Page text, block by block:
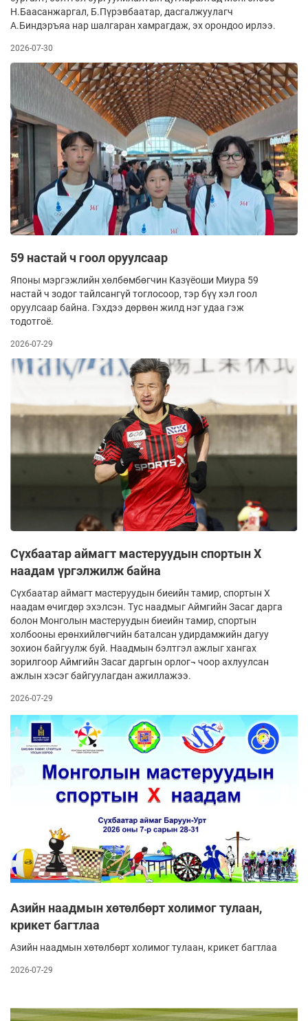
Н.Баасанжаргал, Б.Пүрэвбаатар, дасгалжуулагч
А.Биндэръяа нар шалгаран хамрагдаж, эх орондоо ирлээ.
2026-07-30
59 настай ч гоол оруулсаар
Японы мэргэжлийн хөлбөмбөгчин Казүёоши Миура 59
настай ч зодог тайлсангүй тоглосоор, тэр бүү хэл гоол
оруулсаар байна. Гэхдээ дөрвөн жилд нэг удаа гэж
тодотгоё.
2026-07-29
Сүхбаатар аймагт мастеруудын спортын X
наадам үргэлжилж байна
Сүхбаатар аймагт мастеруудын биеийн тамир, спортын X
наадам өчигдөр эхэлсэн. Тус наадмыг Аймгийн Засаг дарга
болон Монголын мастеруудын биеийн тамир, спортын
холбооны ерөнхийлөгчийн баталсан удирдамжийн дагуу
зохион байгуулж буй. Наадмын бэлтгэл ажлыг хангах
зорилгоор Аймгийн Засаг даргын орлог¬ чоор ахлуулсан
ажлын хэсэг байгуулагдан ажиллажээ.
2026-07-29
Азийн наадмын хөтөлбөрт холимог тулаан,
крикет багтлаа
Азийн наадмын хөтөлбөрт холимог тулаан, крикет багтлаа
2026-07-29